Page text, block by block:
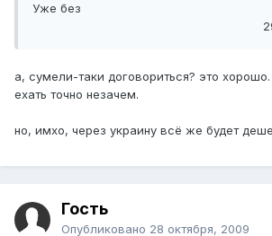
Уже без
а, сумели-таки договориться? это
ехать точно незачем.
но, имхо, через украину всё же будет
Гость
Опубликовано 28 октября, 2009